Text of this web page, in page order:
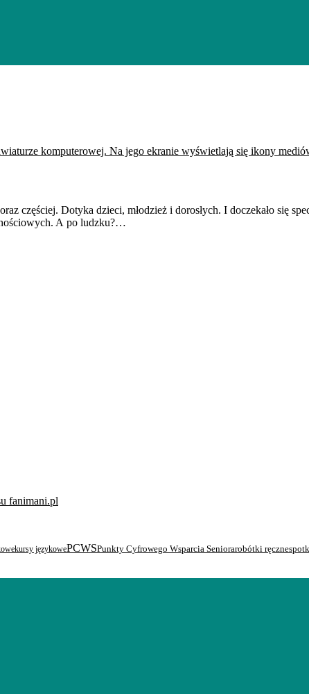
częściej. Dotyka dzieci, młodzież i dorosłych. I doczekało się
A po ludzku?…
kursy językowePCWSPunkty Cyfrowego Wsparcia Seniorarobótki ręczne